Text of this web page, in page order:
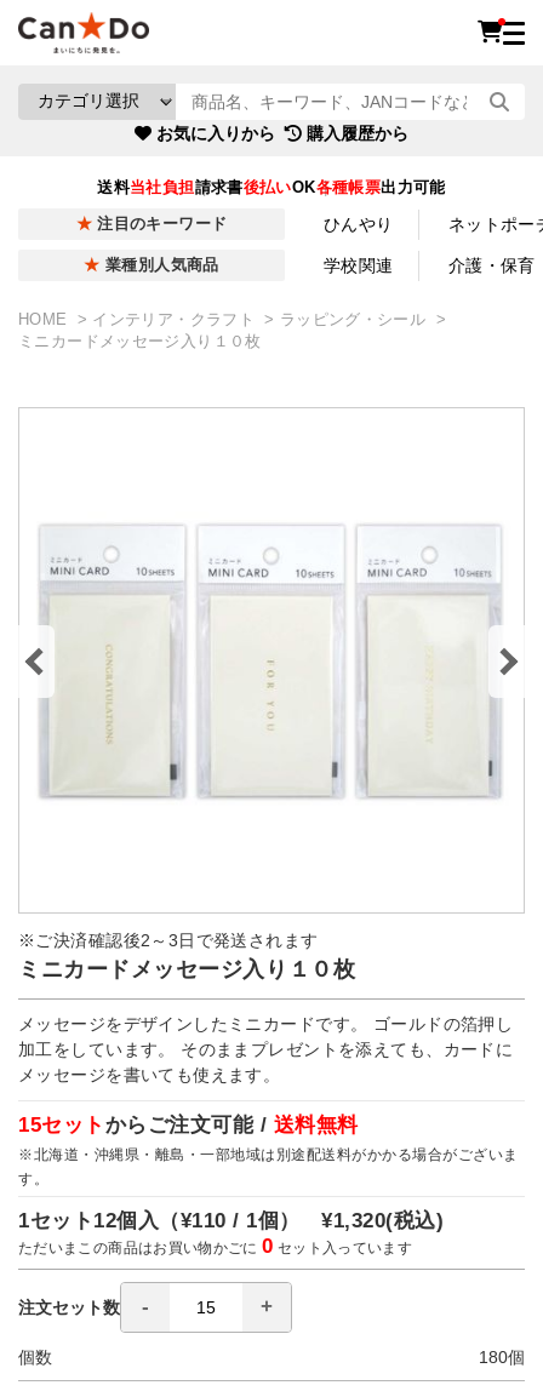
お気に入りから 購入履歴から
送料当社負担請求書後払いOK各種帳票出力可能
注目のキーワード ひんやり ネットポー
業種別人気商品 学校関連 介護・保育
HOME インテリア・クラフト
ラッピング・シール
ミニカードメッセージ入り１０枚
※ご決済確認後2～3日で発送されます
ミニカードメッセージ入り１０枚
メッセージをデザインしたミニカードです。 ゴールドの箔押し
加工をしています。 そのままプレゼントを添えても、カードに
メッセージを書いても使えます。
15セット からご注文可能 / 送料無料
※北海道・沖縄県・離島・一部地域は別途配送料がかかる場合がございま
す。
1セット12個入（¥110 / 1個）¥1,320(税込)
ただいまこの商品はお買い物かごに0 セット入っています
注文セット数
個数 180個